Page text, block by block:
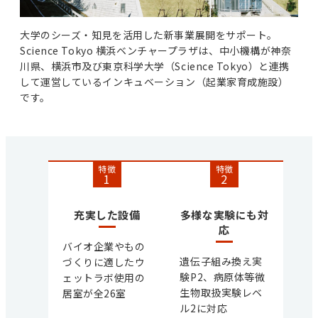
大学のシーズ・知見を活用した新事業展開をサポート。
Science Tokyo 横浜ベンチャープラザは、中小機構が神奈
川県、横浜市及び東京科学大学（Science Tokyo）と連携
して運営しているインキュベーション（起業家育成施設）
です。
特徴
1
充実した設備
バイオ企業やもの
づくりに適したウ
ェットラボ使用の
居室が全26室
特徴
2
多様な実験にも対
応
遺伝子組み換え実
験P2、病原体等微
生物取扱実験レベ
ル2に対応